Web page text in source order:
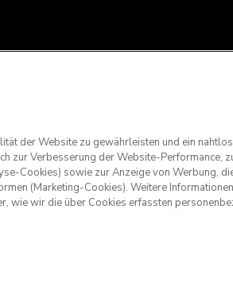
der Küchenmaschine sind
der Website zu gewährleisten und ein
zur Verbesserung der Website-Performance,
Cookies) sowie zur Anzeige von Werbung,
(Marketing-Cookies). Weitere
wie wir die über Cookies erfassten